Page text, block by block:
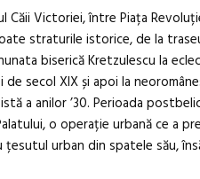
Căii Victoriei, între Piața
straturile istorice, de la
biserică Kretzulescu la
secol XIX și apoi la
a anilor ’30. Perioada
o operație urbană ce a
urban din spatele său,